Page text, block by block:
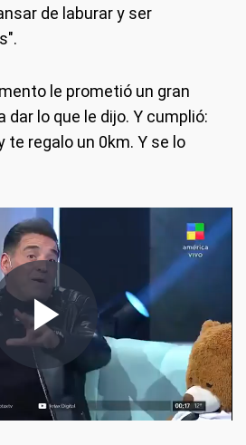
de laburar y ser
le prometió un gran
dar lo que le dijo. Y cumplió:
te regalo un 0km. Y se lo